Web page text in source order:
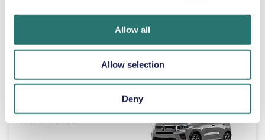
Allow all
Allow selection
Deny
Manuell låda
5 dörrar
eller liknande